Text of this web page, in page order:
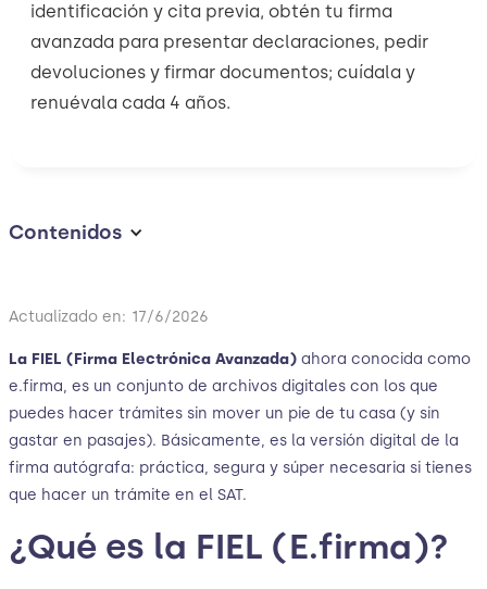
identificación y cita previa, obtén tu firma
avanzada para presentar declaraciones, pedir
devoluciones y firmar documentos; cuídala y
renuévala cada 4 años.
Contenidos
Actualizado en: 17/6/2026
La FIEL (Firma Electrónica Avanzada) ahora conocida como
e.firma, es un conjunto de archivos digitales con los que
puedes hacer trámites sin mover un pie de tu casa (y sin
gastar en pasajes). Básicamente, es la versión digital de la
firma autógrafa: práctica, segura y súper necesaria si tienes
que hacer un trámite en el SAT.
¿Qué es la FIEL (E.firma)?